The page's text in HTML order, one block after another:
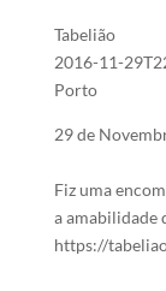
Tabelião
2016-11-
Porto
29 de
Fiz uma
a amabilidade
https://